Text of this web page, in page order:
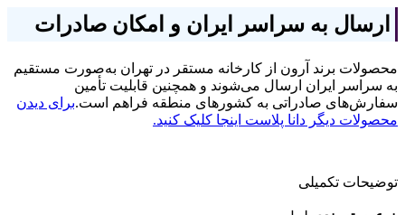
ارسال به سراسر ایران و امکان صادرات
محصولات برند آرون از کارخانه مستقر در تهران به‌صورت مستقیم
به سراسر ایران ارسال می‌شوند و همچنین قابلیت تأمین
سفارش‌های صادراتی به کشورهای منطقه فراهم است.برای دیدن
محصولات دیگر دانا پلاست اینجا کلیک کنید.
توضیحات تکمیلی